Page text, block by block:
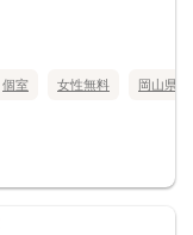
個室 女性無料 岡山県